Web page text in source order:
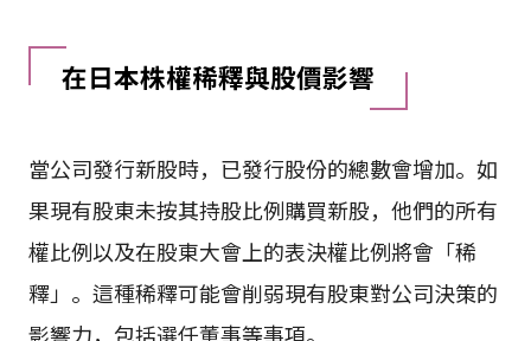
在日本株權稀釋與股價影響
當公司發行新股時，已發行股份的總數會增加。如
果現有股東未按其持股比例購買新股，他們的所有
權比例以及在股東大會上的表決權比例將會「稀
釋」。這種稀釋可能會削弱現有股東對公司決策的
影響力，包括選任董事等事項。